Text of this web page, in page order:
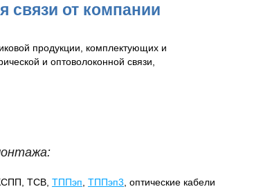
связи от компании
продукции, комплектующих и
и оптоволоконной связи,
ТСВ, ТППэп ТППэп3 , оптические кабели